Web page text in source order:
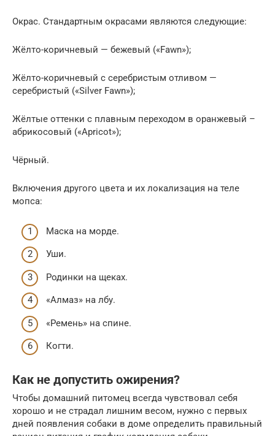
Окрас. Стандартным окрасами являются следующие:
Жёлто-коричневый — бежевый («Fawn»);
Жёлто-коричневый с серебристым отливом —
серебристый («Silver Fawn»);
Жёлтые оттенки с плавным переходом в оранжевый –
абрикосовый («Apricot»);
Чёрный.
Включения другого цвета и их локализация на теле
мопса:
Маска на морде.
Уши.
Родинки на щеках.
«Алмаз» на лбу.
«Ремень» на спине.
Когти.
Как не допустить ожирения?
Чтобы домашний питомец всегда чувствовал себя
хорошо и не страдал лишним весом, нужно с первых
дней появления собаки в доме определить правильный